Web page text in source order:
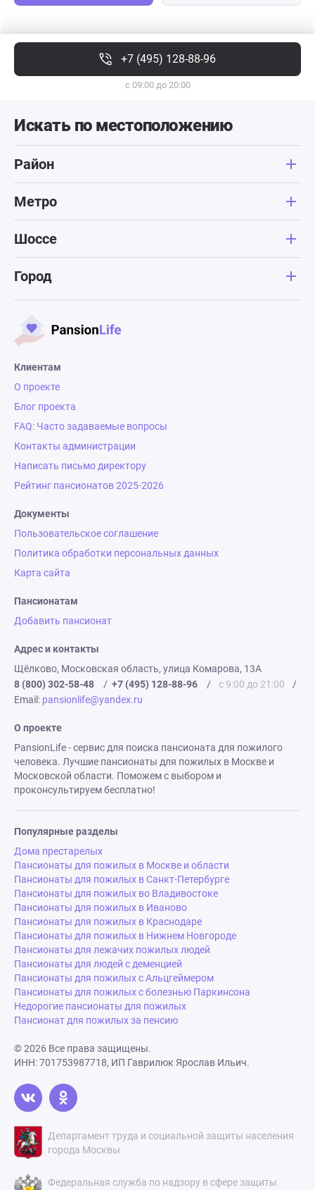
+7 (495) 128-88-96
с 09:00 до 20:00
Искать по местоположению
Район
Метро
Шоссе
Город
Клиентам
О проекте
Блог проекта
FAQ: Часто задаваемые вопросы
Контакты администрации
Написать письмо директору
Рейтинг пансионатов 2025-2026
Документы
Пользовательское соглашение
Политика обработки персональных данных
Карта сайта
Пансионатам
Добавить пансионат
Адрес и контакты
Щёлково, Московская область, улица Комарова, 13А
8 (800) 302-58-48
/ +7 (495) 128-88-96 / с 9:00 до 21:00
/
Email: pansionlife@yandex.ru
О проекте
PansionLife - сервис для поиска пансионата для пожилого
человека. Лучшие пансионаты для пожилых в Москве и
Московской области. Поможем с выбором и
проконсультируем бесплатно!
Популярные разделы
Дома престарелых
Пансионаты для пожилых в Москве и области
Пансионаты для пожилых в Санкт-Петербурге
Пансионаты для пожилых во Владивостоке
Пансионаты для пожилых в Иваново
Пансионаты для пожилых в Краснодаре
Пансионаты для пожилых в Нижнем Новгороде
Пансионаты для лежачих пожилых людей
Пансионаты для людей с деменцией
Пансионаты для пожилых с Альцгеймером
Пансионаты для пожилых с болезнью Паркинсона
Недорогие пансионаты для пожилых
Пансионат для пожилых за пенсию
© 2026 Все права защищены.
ИНН: 701753987718, ИП Гаврилюк Ярослав Ильич.
Департамент труда и социальной защиты населения
города Москвы
Федеральная служба по надзору в сфере защиты